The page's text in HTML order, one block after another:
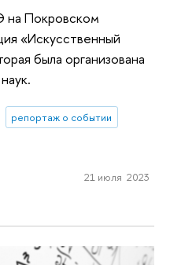
на Покровском
«Искусственный
была организована
репортаж о событии
21 июля 2023